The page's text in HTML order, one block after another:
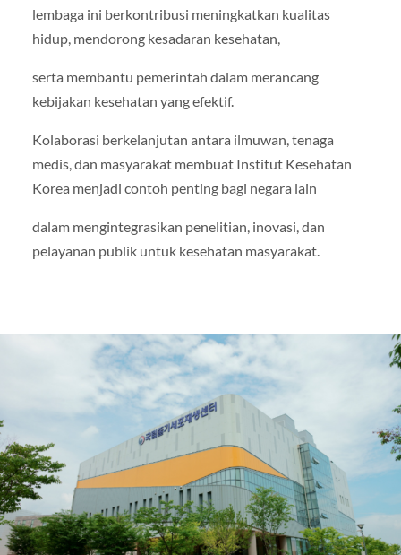
lembaga ini berkontribusi meningkatkan kualitas
hidup, mendorong kesadaran kesehatan,
serta membantu pemerintah dalam merancang
kebijakan kesehatan yang efektif.
Kolaborasi berkelanjutan antara ilmuwan, tenaga
medis, dan masyarakat membuat Institut Kesehatan
Korea menjadi contoh penting bagi negara lain
dalam mengintegrasikan penelitian, inovasi, dan
pelayanan publik untuk kesehatan masyarakat.